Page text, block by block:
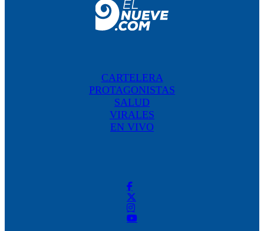
CARTELERA
PROTAGONISTAS
SALUD
VIRALES
EN VIVO